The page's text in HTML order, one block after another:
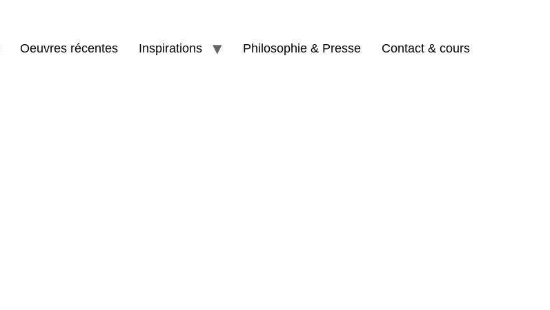
Oeuvres récentes Inspirations Philosophie & Presse Contact & cours